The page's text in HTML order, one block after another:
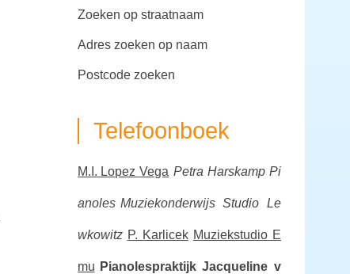
zoeken op straatnaam
adres zoeken op naam
postcode zoeken
Telefoonboek
M.I. Lopez Vega Petra Harskamp Pi
anoles Muziekonderwijs Studio Le
wkowitz P. Karlicek Muziekstudio E
mu Pianolespraktijk Jacqueline v